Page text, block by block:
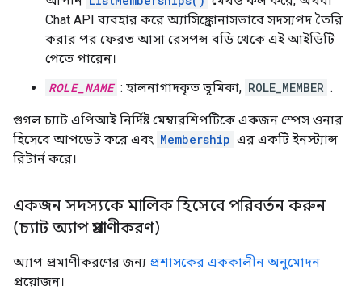
Chat API ব্যবহার করে অ্যাসিঙ্ক্রোনাসভাবে সদস্যপদ তৈরি
করার পর ফেরত আসা রেসপন্স বডি থেকে এই আইডিটি
পেতে পারেন।
ROLE_NAME : হালনাগাদকৃত ভূমিকা, ROLE_MEMBER .
গুগল চ্যাট এপিআই নির্দিষ্ট মেম্বারশিপটিকে একজন স্পেস ওনার
হিসেবে আপডেট করে এবং Membership এর একটি ইনস্ট্যান্স
রিটার্ন করে।
একজন সদস্যকে মালিক হিসেবে পরিবর্তন করুন
(চ্যাট অ্যাপ প্রমাণীকরণ)
অ্যাপ প্রমাণীকরণের জন্য প্রশাসকের এককালীন অনুমোদন
প্রয়োজন।